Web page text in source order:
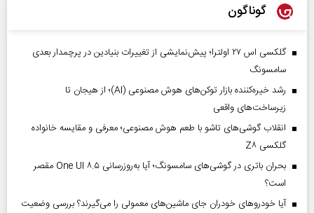
گوناگون
گلکسی اس ۲۷ اولترا؛ پیش‌نمایشی از تغییرات بنیادین در پرچمدار بعدی
سامسونگ
رشد خیره‌کننده بازار توکن‌های هوش مصنوعی (AI)؛ از هیجان تا
زیرساخت‌های واقعی
انقلاب گوشی‌های تاشو‌ با طعم هوش مصنوعی؛ معرفی و مقایسه خانواده
گلکسی Z۸
بحران باتری در گوشی‌های سامسونگ؛ آیا به‌روزرسانی One UI ۸.۵ مقصر
است؟
آیا خودروهای خودران جای ماشین‌های معمولی را می‌گیرند؟ بررسی وضعیت